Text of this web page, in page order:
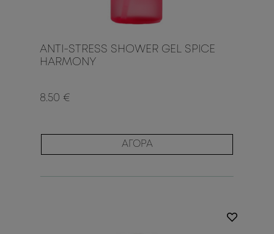
ANTI-STRESS SHOWER GEL SPICE
HARMONY
8.50 €
ΑΓΟΡΑ